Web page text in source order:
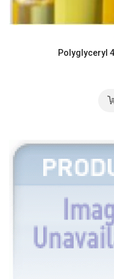
Polyglyceryl